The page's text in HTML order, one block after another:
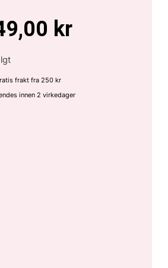
kr
frakt fra 250 kr
innen 2 virkedager